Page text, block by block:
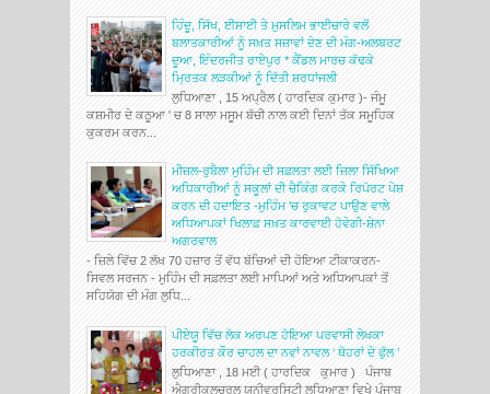
ਹਿੰਦੂ, ਸਿੱਖ, ਈਸਾਈ ਤੇ ਮੁਸਲਿਮ ਭਾਈਚਾਰੇ ਵਲੋਂ
ਬਲਾਤਕਾਰੀਆਂ ਨੂੰ ਸਖ਼ਤ ਸਜ਼ਾਵਾਂ ਦੇਣ ਦੀ ਮੰਗ-ਅਲਬਰਟ
ਦੂਆ, ਇੰਦਰਜੀਤ ਰਾਏਪੁਰ * ਕੈਂਡਲ ਮਾਰਚ ਕੱਢਕੇ
ਮ੍ਰਿਤਕ ਲੜਕੀਆਂ ਨੂੰ ਦਿੱਤੀ ਸ਼ਰਧਾਂਜਲੀ
ਲੁਧਿਆਣਾ , 15 ਅਪ੍ਰੈਲ ( ਹਾਰਦਿਕ ਕੁਮਾਰ )- ਜੰਮੂ
ਕਸ਼ਮੀਰ ਦੇ ਕਠੂਆ ' ਚ 8 ਸਾਲਾ ਮਸੂਮ ਬੱਚੀ ਨਾਲ ਕਈ ਦਿਨਾਂ ਤੱਕ ਸਮੂਹਿਕ
ਕੁਕਰਮ ਕਰਨ...
ਮੀਜ਼ਲ-ਰੁਬੈਲਾ ਮੁਹਿੰਮ ਦੀ ਸਫ਼ਲਤਾ ਲਈ ਜ਼ਿਲਾ ਸਿੱਖਿਆ
ਅਧਿਕਾਰੀਆਂ ਨੂੰ ਸਕੂਲਾਂ ਦੀ ਚੈਕਿੰਗ ਕਰਕੇ ਰਿਪੋਰਟ ਪੇਸ਼
ਕਰਨ ਦੀ ਹਦਾਇਤ -ਮੁਹਿੰਮ 'ਚ ਰੁਕਾਵਟ ਪਾਉਣ ਵਾਲੇ
ਅਧਿਆਪਕਾਂ ਖਿਲਾਫ਼ ਸਖ਼ਤ ਕਾਰਵਾਈ ਹੋਵੇਗੀ-ਸ਼ੇਨਾ
ਅਗਰਵਾਲ
- ਜ਼ਿਲੇ ਵਿੱਚ 2 ਲੱਖ 70 ਹਜ਼ਾਰ ਤੋਂ ਵੱਧ ਬੱਚਿਆਂ ਦੀ ਹੋਇਆ ਟੀਕਾਕਰਨ-
ਸਿਵਲ ਸਰਜਨ - ਮੁਹਿੰਮ ਦੀ ਸਫ਼ਲਤਾ ਲਈ ਮਾਪਿਆਂ ਅਤੇ ਅਧਿਆਪਕਾਂ ਤੋਂ
ਸਹਿਯੋਗ ਦੀ ਮੰਗ ਲੁਧਿ...
ਪੀਏਯੂ ਵਿੱਚ ਲੋਕ ਅਰਪਣ ਹੋਇਆ ਪਰਵਾਸੀ ਲੇਖਕਾ
ਹਰਕੀਰਤ ਕੌਰ ਚਾਹਲ ਦਾ ਨਵਾਂ ਨਾਵਲ ‘ ਥੋਹਰਾਂ ਦੇ ਫੁੱਲ ’
ਲੁਧਿਆਣਾ , 18 ਮਈ ( ਹਾਰਦਿਕ ਕੁਮਾਰ ) ਪੰਜਾਬ
ਐਗਰੀਕਲਚਰਲ ਯੂਨੀਵਰਸਿਟੀ ਲੁਧਿਆਣਾ ਵਿਖੇ ਪੰਜਾਬ